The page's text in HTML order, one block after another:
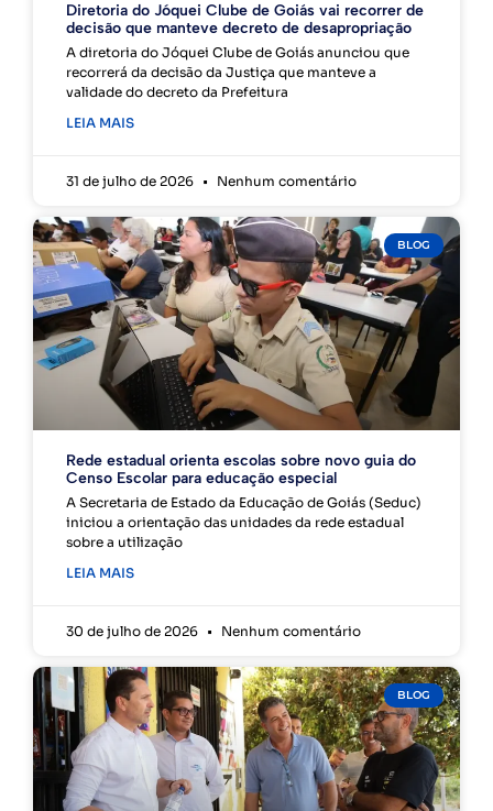
Diretoria do Jóquei Clube de Goiás vai recorrer de
decisão que manteve decreto de desapropriação
A diretoria do Jóquei Clube de Goiás anunciou que
recorrerá da decisão da Justiça que manteve a
validade do decreto da Prefeitura
LEIA MAIS
31 de julho de 2026 Nenhum comentário
BLOG
Rede estadual orienta escolas sobre novo guia do
Censo Escolar para educação especial
A Secretaria de Estado da Educação de Goiás (Seduc)
iniciou a orientação das unidades da rede estadual
sobre a utilização
LEIA MAIS
30 de julho de 2026 Nenhum comentário
BLOG